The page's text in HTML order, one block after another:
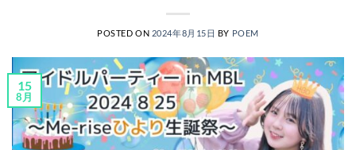
POSTED ON 2024年8月15日 BY POEM
15
8月